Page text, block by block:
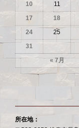
10
11
17
18
24
25
31
« 7月
所在地：